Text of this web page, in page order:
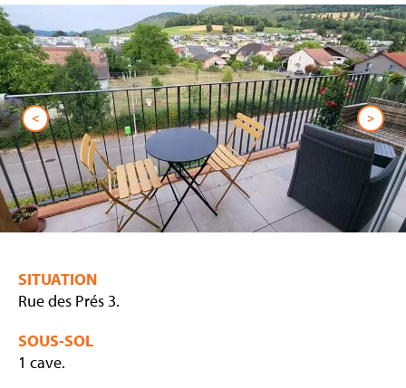
< >
SITUATION
Rue des Prés 3.
SOUS-SOL
1 cave.